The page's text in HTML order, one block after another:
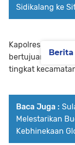
Sidikalang ke
Kapolres
bertujuan untuk
tingkat
Baca Juga :
Melestarikan
Kebhinekaan
Berita